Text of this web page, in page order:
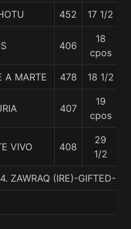
452 17 1/2
406
18
cpos
A MARTE 478 18 1/2
407
19
cpos
VIVO 408
29
1/2
ZAWRAQ (IRE)-GIFTED-